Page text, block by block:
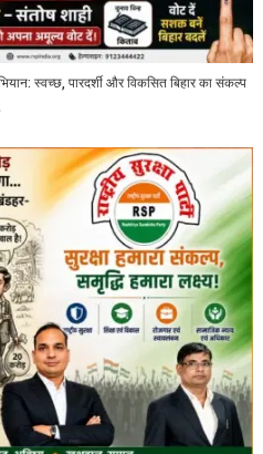
स्वच्छ, पारदर्शी और विकसित बिहार का संकल्प